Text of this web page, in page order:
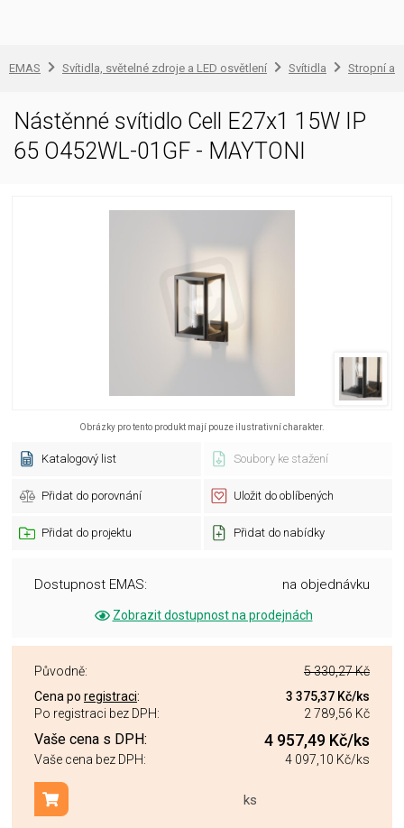
EMAS Svítidla, světelné zdroje a LED osvětlení Svítidla Stropní a
Nástěnné svítidlo Cell E27x1 15W IP
65 O452WL-01GF - MAYTONI
Obrázky pro tento produkt mají pouze ilustrativní charakter.
Katalogový list Soubory ke stažení
Přidat do porovnání Uložit do oblíbených
Přidat do projektu Přidat do nabídky
Dostupnost EMAS: na objednávku
Zobrazit dostupnost na prodejnách
Původně:
5 330,27 Kč
Cena po registraci: 3 375,37 Kč/ks
Po registraci bez DPH:
2 789,56 Kč
Vaše cena s DPH: 4 957,49 Kč/ks
Vaše cena bez DPH: 4 097,10 Kč/ks
ks
Přidat do košíku